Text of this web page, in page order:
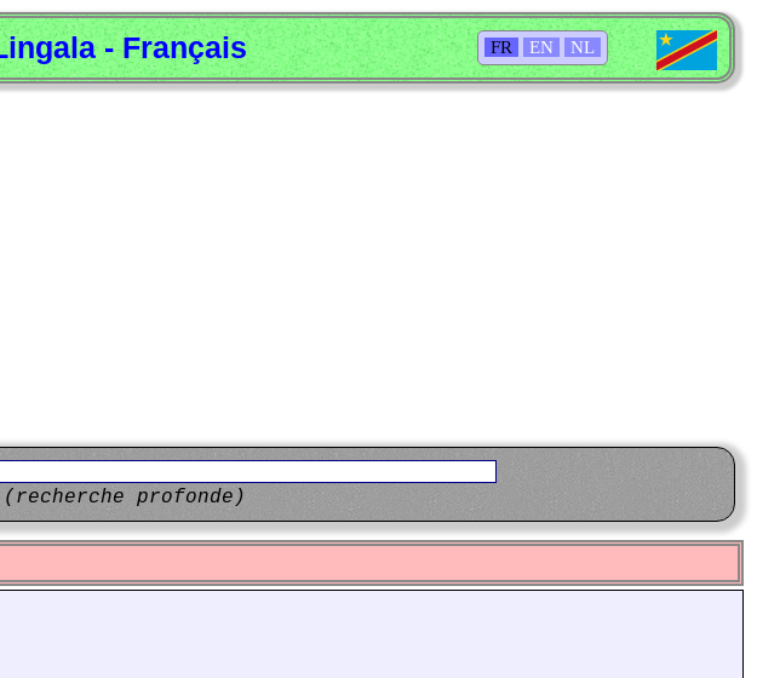
FR EN NL
- Français
profonde)